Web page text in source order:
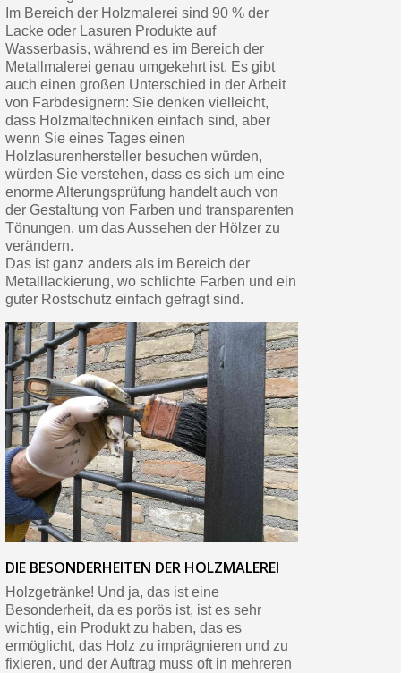
Im Bereich der Holzmalerei sind 90 % der
Lacke oder Lasuren Produkte auf
Wasserbasis, während es im Bereich der
Metallmalerei genau umgekehrt ist. Es gibt
auch einen großen Unterschied in der Arbeit
von Farbdesignern: Sie denken vielleicht,
dass Holzmaltechniken einfach sind, aber
wenn Sie eines Tages einen
Holzlasurenhersteller besuchen würden,
würden Sie verstehen, dass es sich um eine
enorme Alterungsprüfung handelt auch von
der Gestaltung von Farben und transparenten
Tönungen, um das Aussehen der Hölzer zu
verändern.
Das ist ganz anders als im Bereich der
Metalllackierung, wo schlichte Farben und ein
guter Rostschutz einfach gefragt sind.
DIE BESONDERHEITEN DER HOLZMALEREI
Holzgetränke! Und ja, das ist eine
Besonderheit, da es porös ist, ist es sehr
wichtig, ein Produkt zu haben, das es
ermöglicht, das Holz zu imprägnieren und zu
fixieren, und der Auftrag muss oft in mehreren